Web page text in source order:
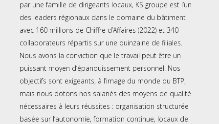
par une famille de dirigeants locaux, KS groupe est l’un
des leaders régionaux dans le domaine du bâtiment
avec 160 millions de Chiffre d’Affaires (2022) et 340
collaborateurs répartis sur une quinzaine de filiales.
Nous avons la conviction que le travail peut être un
puissant moyen d’épanouissement personnel. Nos
objectifs sont exigeants, à l’image du monde du BTP,
mais nous dotons nos salariés des moyens de qualité
nécessaires à leurs réussites : organisation structurée
basée sur l’autonomie, formation continue, locaux de